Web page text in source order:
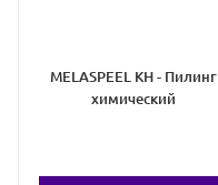
MELASPEEL KH - Пилинг
химический